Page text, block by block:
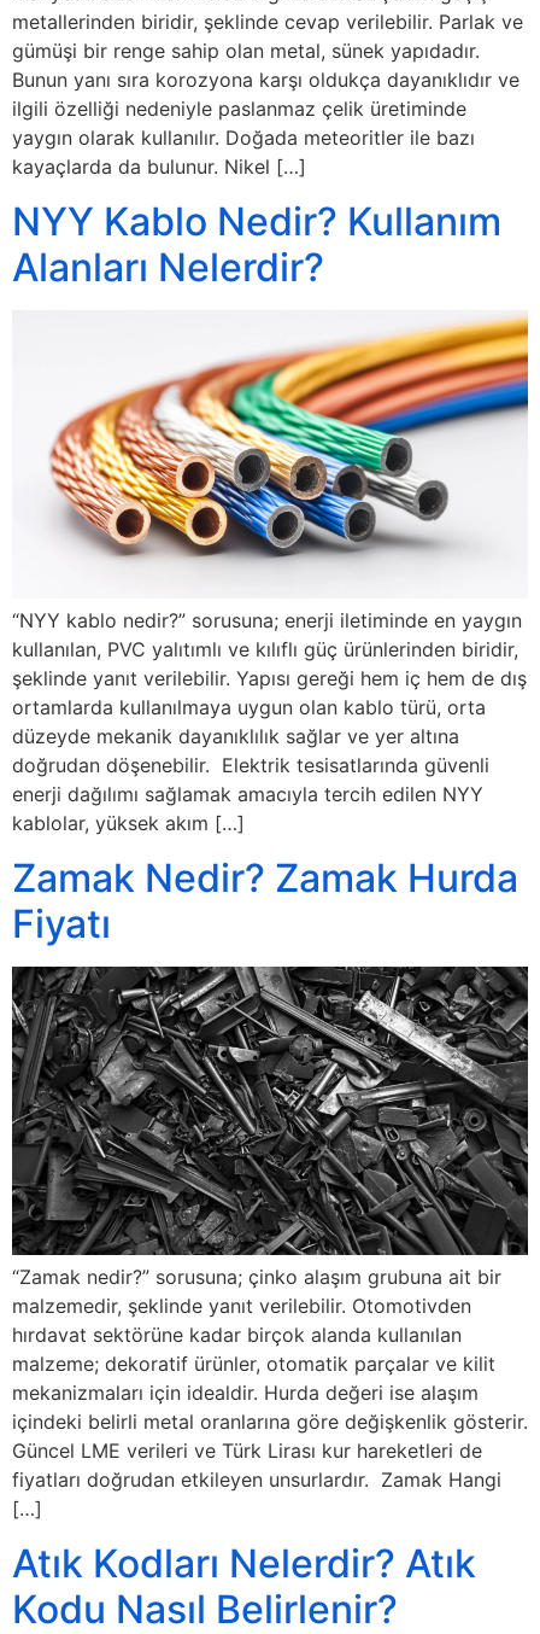
metallerinden biridir, şeklinde cevap verilebilir. Parlak ve
gümüşi bir renge sahip olan metal, sünek yapıdadır.
Bunun yanı sıra korozyona karşı oldukça dayanıklıdır ve
ilgili özelliği nedeniyle paslanmaz çelik üretiminde
yaygın olarak kullanılır. Doğada meteoritler ile bazı
kayaçlarda da bulunur. Nikel […]
NYY Kablo Nedir? Kullanım
Alanları Nelerdir?
“NYY kablo nedir?” sorusuna; enerji iletiminde en yaygın
kullanılan, PVC yalıtımlı ve kılıflı güç ürünlerinden biridir,
şeklinde yanıt verilebilir. Yapısı gereği hem iç hem de dış
ortamlarda kullanılmaya uygun olan kablo türü, orta
düzeyde mekanik dayanıklılık sağlar ve yer altına
doğrudan döşenebilir. Elektrik tesisatlarında güvenli
enerji dağılımı sağlamak amacıyla tercih edilen NYY
kablolar, yüksek akım […]
Zamak Nedir? Zamak Hurda
Fiyatı
“Zamak nedir?” sorusuna; çinko alaşım grubuna ait bir
malzemedir, şeklinde yanıt verilebilir. Otomotivden
hırdavat sektörüne kadar birçok alanda kullanılan
malzeme; dekoratif ürünler, otomatik parçalar ve kilit
mekanizmaları için idealdir. Hurda değeri ise alaşım
içindeki belirli metal oranlarına göre değişkenlik gösterir.
Güncel LME verileri ve Türk Lirası kur hareketleri de
fiyatları doğrudan etkileyen unsurlardır. Zamak Hangi
[…]
Atık Kodları Nelerdir? Atık
Kodu Nasıl Belirlenir?